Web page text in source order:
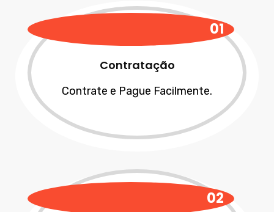
01
Contratação
Contrate e Pague Facilmente.
02